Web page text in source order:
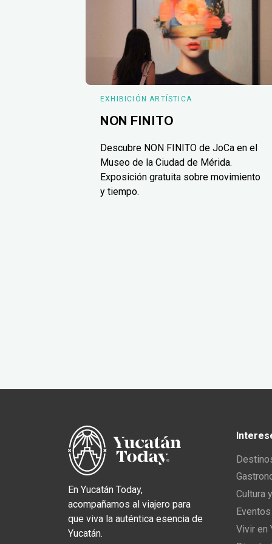
EXHIBICIÓN ARTÍSTICA
NON FINITO
Descubre NON FINITO de JoCa en el
Museo de la Ciudad de Mérida.
Exposición gratuita sobre movimiento
y tiempo.
En Yucatán Today,
acompañamos al viajero para
que viva la auténtica esencia de
Yucatán.
Cultura
Vivir en